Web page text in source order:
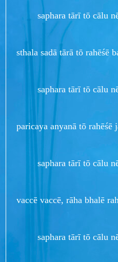
saphara tārī tō cālu nē
sthala sadā tārā tō rahēśē
saphara tārī tō cālu nē
paricaya anyanā tō rahēśē
saphara tārī tō cālu nē
vaccē vaccē, rāha bhalē
saphara tārī tō cālu nē